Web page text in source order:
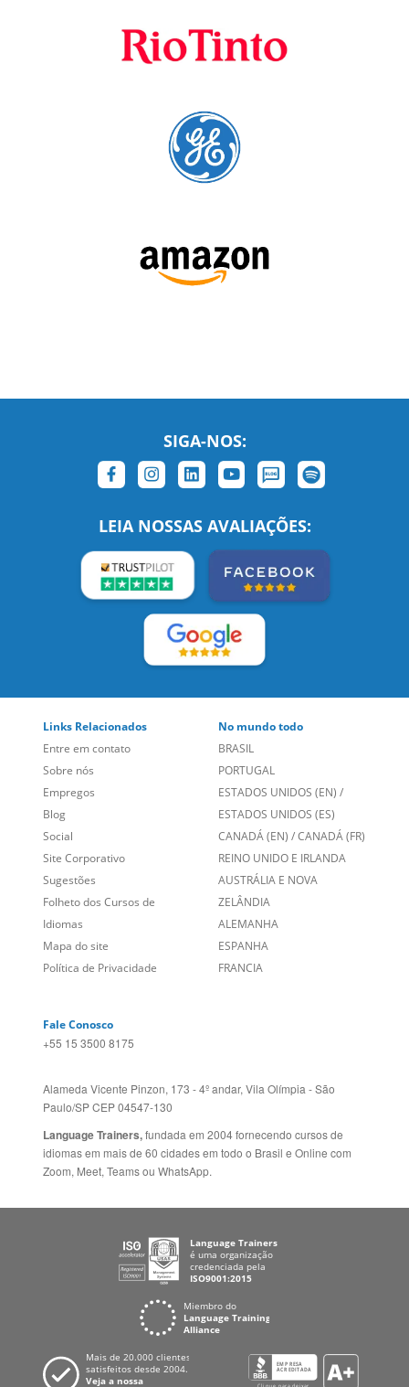
SIGA-NOS:
LEIA NOSSAS AVALIAÇÕES:
Links Relacionados
Entre em contato
Sobre nós
Empregos
Blog
Social
Site Corporativo
Sugestões
Folheto dos Cursos de
Idiomas
No mundo todo
BRASIL
PORTUGAL
ESTADOS UNIDOS (EN)/
ESTADOS UNIDOS (ES)
CANADÁ (EN) /CANADÁ (FR)
REINO UNIDO E IRLANDA
AUSTRÁLIA E NOVA
ZELÂNDIA
ALEMANHA
+55 15 3500 8175
Alameda Vicente Pinzon, 173 - 4º andar, Vila Olímpia - São
Paulo/SP CEP 04547-130
Language Trainers,fundada em 2004 fornecendo cursos de